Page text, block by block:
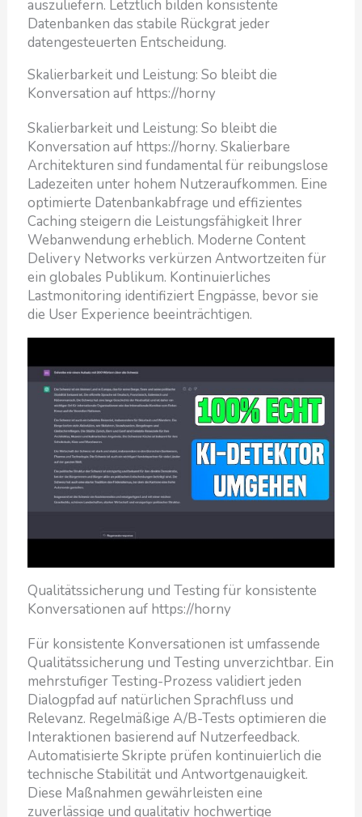
auszuliefern. Letztlich bilden konsistente
Datenbanken das stabile Rückgrat jeder
datengesteuerten Entscheidung.
Skalierbarkeit und Leistung: So bleibt die
Konversation auf https://horny
Skalierbarkeit und Leistung: So bleibt die
Konversation auf https://horny. Skalierbare
Architekturen sind fundamental für reibungslose
Ladezeiten unter hohem Nutzeraufkommen. Eine
optimierte Datenbankabfrage und effizientes
Caching steigern die Leistungsfähigkeit Ihrer
Webanwendung erheblich. Moderne Content
Delivery Networks verkürzen Antwortzeiten für
ein globales Publikum. Kontinuierliches
Lastmonitoring identifiziert Engpässe, bevor sie
die User Experience beeinträchtigen.
Qualitätssicherung und Testing für konsistente
Konversationen auf https://horny
Für konsistente Konversationen ist umfassende
Qualitätssicherung und Testing unverzichtbar. Ein
mehrstufiger Testing-Prozess validiert jeden
Dialogpfad auf natürlichen Sprachfluss und
Relevanz. Regelmäßige A/B-Tests optimieren die
Interaktionen basierend auf Nutzerfeedback.
Automatisierte Skripte prüfen kontinuierlich die
technische Stabilität und Antwortgenauigkeit.
Diese Maßnahmen gewährleisten eine
zuverlässige und qualitativ hochwertige